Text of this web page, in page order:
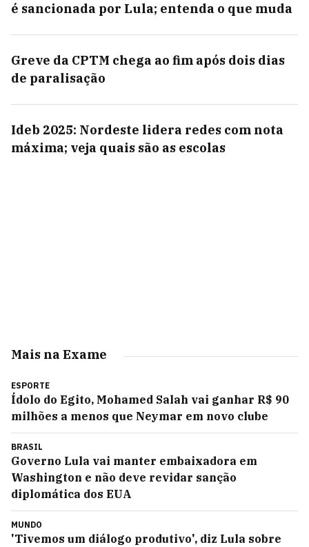
é sancionada por Lula; entenda o que muda
Greve da CPTM chega ao fim após dois dias
de paralisação
Ideb 2025: Nordeste lidera redes com nota
máxima; veja quais são as escolas
Mais na Exame
ESPORTE
Ídolo do Egito, Mohamed Salah vai ganhar R$ 90
milhões a menos que Neymar em novo clube
BRASIL
Governo Lula vai manter embaixadora em
Washington e não deve revidar sanção
diplomática dos EUA
MUNDO
'Tivemos um diálogo produtivo', diz Lula sobre